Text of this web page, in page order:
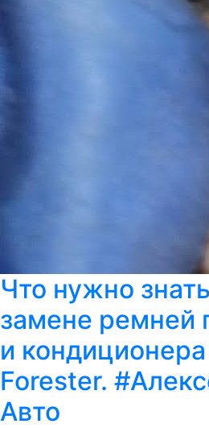
Что нужно
замене ремней
и
Forester.
Авто